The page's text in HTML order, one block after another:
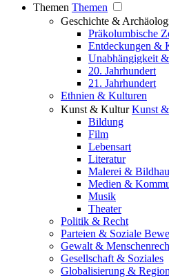
Themen Themen
Geschichte &
Präkolumbische
Entdeckungen &
Unabhängigkeit
20. Jahrhundert
21. Jahrhundert
Ethnien & Kulturen
Kunst & Kultur Kunst
Bildung
Film
Lebensart
Literatur
Malerei &
Medien &
Musik
Theater
Politik & Recht
Parteien & Soziale
Gewalt &
Gesellschaft & Soziales
Globalisierung &